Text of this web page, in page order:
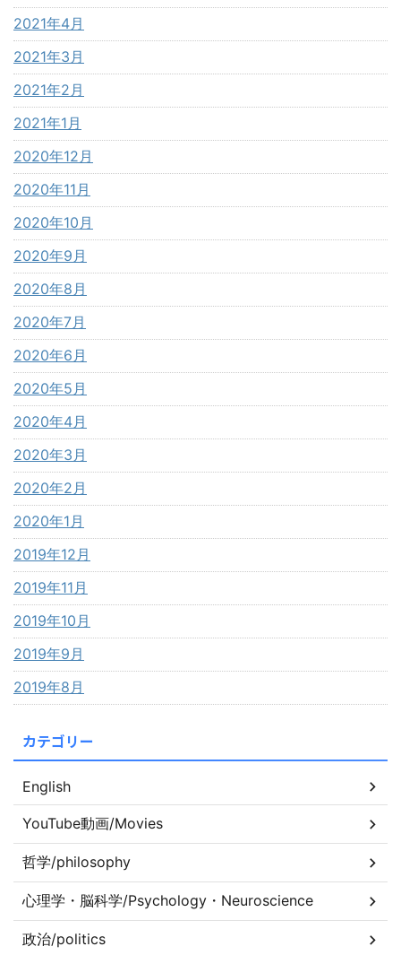
2021年4月
2021年3月
2021年2月
2021年1月
2020年12月
2020年11月
2020年10月
2020年9月
2020年8月
2020年7月
2020年6月
2020年5月
2020年4月
2020年3月
2020年2月
2020年1月
2019年12月
2019年11月
2019年10月
2019年9月
2019年8月
カテゴリー
English
YouTube動画/Movies
哲学/philosophy
心理学・脳科学/Psychology・Neuroscience
政治/politics